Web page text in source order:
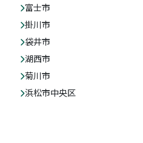
富士市
掛川市
袋井市
湖西市
菊川市
浜松市中央区